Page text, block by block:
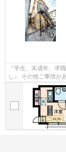
『学生、未成年、求
し』 その他ご事情が
スタッフが対応致し